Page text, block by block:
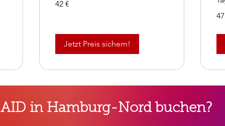
Euro
42 €
Jetzt Preis sichern!
AID in Hamburg-Nord buchen?